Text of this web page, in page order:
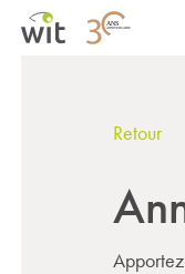
Retour